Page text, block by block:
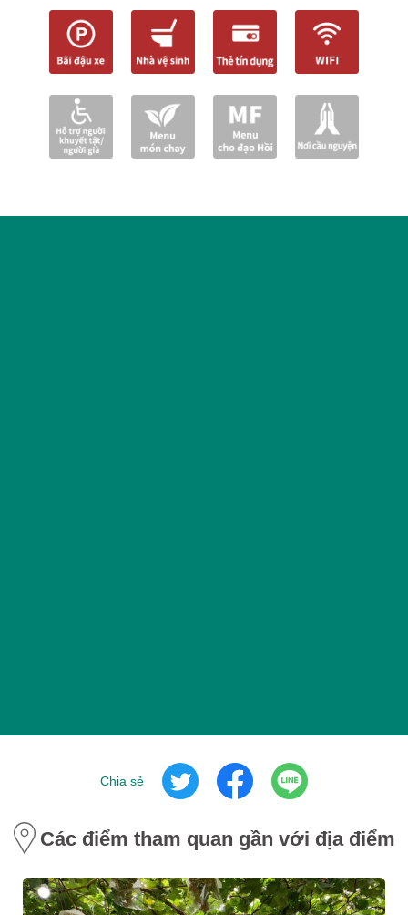
Chia sẻ
Các điểm tham quan gần với địa điểm